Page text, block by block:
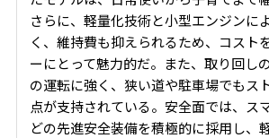
さらに、軽量化技術と小型エンジンに
く、維持費も抑えられるため、コスト
ーにとって魅力的だ。また、取り回し
の運転に強く、狭い道や駐車場でもス
点が支持されている。安全面では、ス
どの先進安全装備を積極的に採用し、